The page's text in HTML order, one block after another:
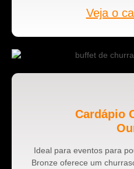
Veja o
Cardápio
Ideal para eventos para
Bronze oferece um